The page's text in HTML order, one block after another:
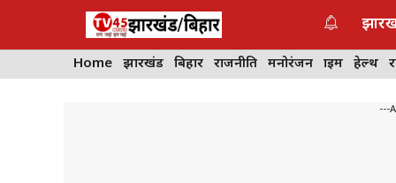
content
Home झारखंड बिहार राजनीति मनोरंजन क्राइम हेल्थ
---